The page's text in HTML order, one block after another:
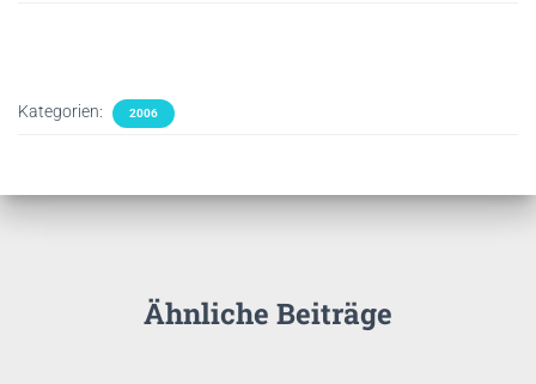
Kategorien: 2006
Ähnliche Beiträge